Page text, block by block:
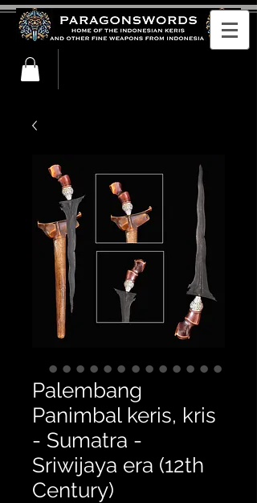
Palembang
Panimbal keris, kris
- Sumatra -
Sriwijaya era (12th
Century)